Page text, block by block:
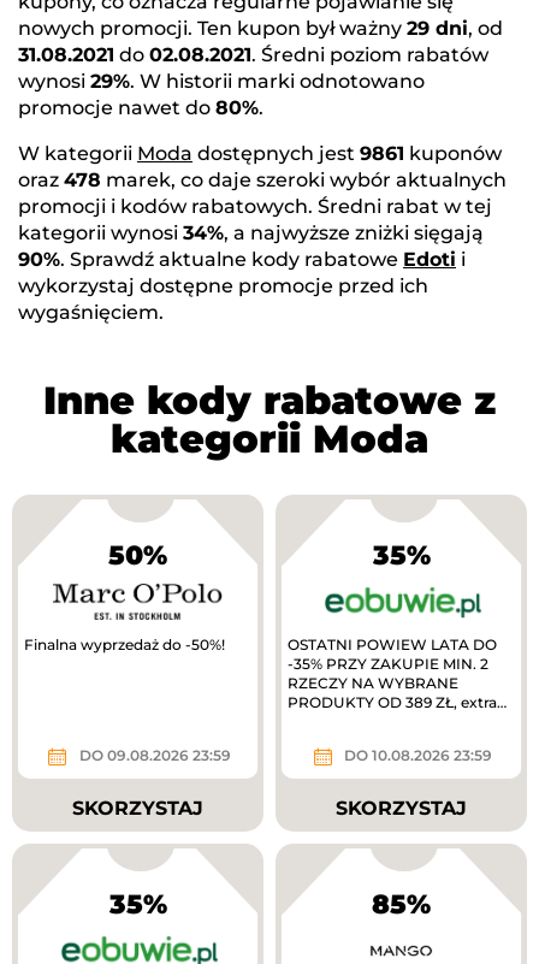
nowych promocji. Ten kupon był ważny 29 dni, od
31.08.2021 do 02.08.2021. Średni poziom rabatów
wynosi 29%. W historii marki odnotowano
promocje nawet do 80%.
W kategorii Moda dostępnych jest 9861 kuponów
oraz 478 marek, co daje szeroki wybór aktualnych
promocji i kodów rabatowych. Średni rabat w tej
kategorii wynosi 34%, a najwyższe zniżki sięgają
90%. Sprawdź aktualne kody rabatowe Edoti i
wykorzystaj dostępne promocje przed ich
wygaśnięciem.
Inne kody rabatowe z
kategorii Moda
50%
Finalna wyprzedaż do -50%!
DO 09.08.2026 23:59
SKORZYSTAJ
35%
OSTATNI POWIEW LATA DO
-35% PRZY ZAKUPIE MIN. 2
RZECZY NA WYBRANE
PRODUKTY OD 389 ZŁ, extra
DO 10.08.2026 23:59
SKORZYSTAJ
35% 85%